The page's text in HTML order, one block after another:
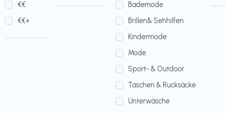
€‎€‎
€‎€‎+
Bademode
Brillen& Sehhilfen
Kindermode
Mode
Sport- & Outdoor
Taschen & Rucksäcke
Unterwäsche